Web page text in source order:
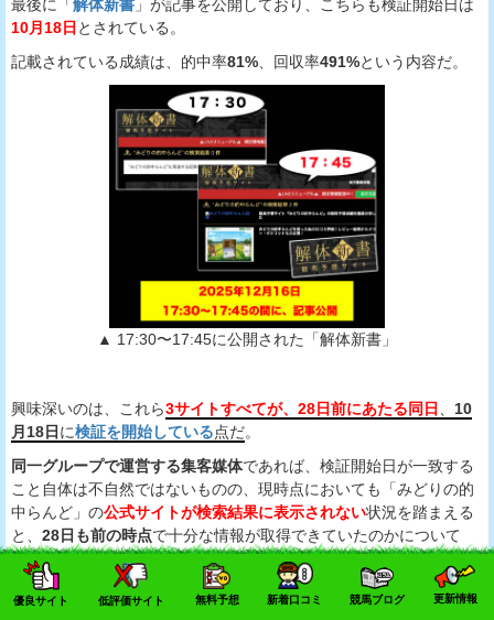
優良サイト 低評価サイト 無料予想 新着口コミ 競馬ブログ 更新情報
最後に「解体新書 」が記事を公開しており、こちらも検証開始日は
10月18日 とされている。
記載されている成績は、的中率81%、回収率491%という内容だ。
▲ 17:30〜17:45に公開された「解体新書」
興味深いのは、これら3サイトすべてが、28日前にあたる同日 、 10
月18日 に検証を開始している点だ。
同一グループで運営する集客媒体であれば、検証開始日が一致する
こと自体は不自然ではないものの、現時点においても「みどりの的
中らんど」の公式サイトが検索結果に表示されない状況を踏まえる
と、 28日も前の時点で十分な情報が取得できていたのかについて
は、疑問を感じる余地がある。